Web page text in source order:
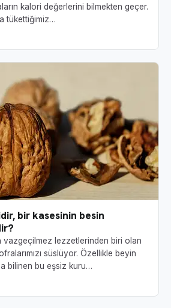
kalori değerlerini bilmekten geçer.
tükettiğimiz…
bir kasesinin besin
vazgeçilmez lezzetlerinden biri olan
süslüyor. Özellikle beyin
bilinen bu eşsiz kuru…